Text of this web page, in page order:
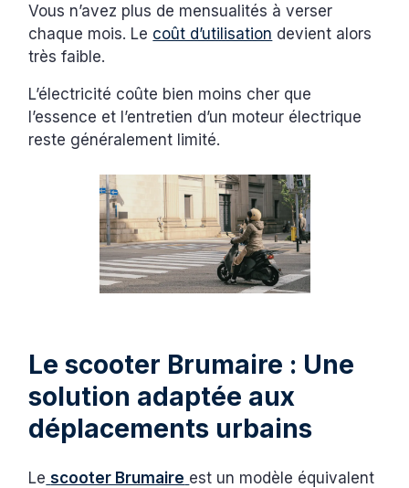
Vous n’avez plus de mensualités à verser
chaque mois. Le coût d’utilisation devient alors
très faible.
L’électricité coûte bien moins cher que
l’essence et l’entretien d’un moteur électrique
reste généralement limité.
Le scooter Brumaire : Une
solution adaptée aux
déplacements urbains
Le scooter Brumaire est un modèle équivalent